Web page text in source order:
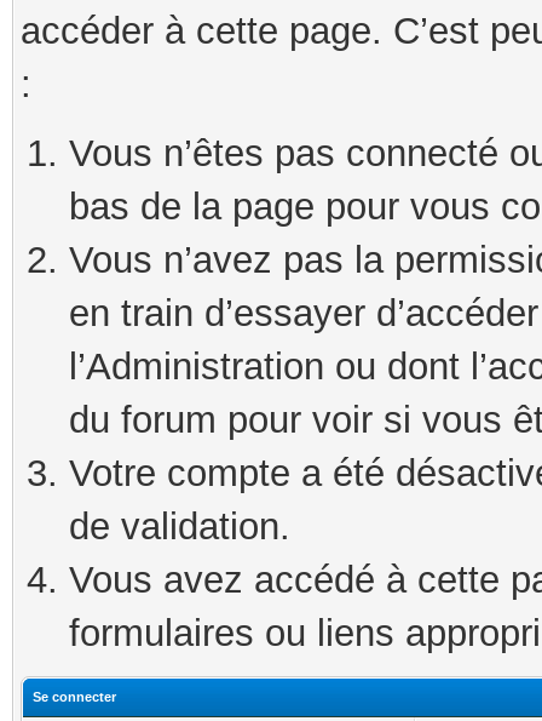
accéder à cette page. C’est
:
Vous n’êtes pas connecté
bas de la page pour vous
Vous n’avez pas la
en train d’essayer
l’Administration ou dont
du forum pour voir si vous
Votre compte a été
de validation.
Vous avez accédé à cette
formulaires ou liens
Se connecter